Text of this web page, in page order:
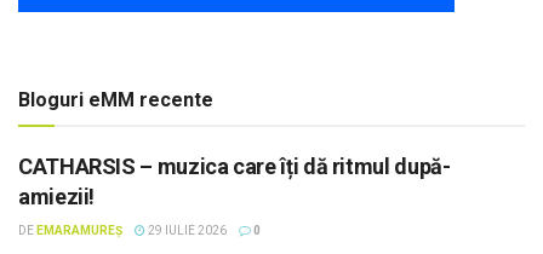
Bloguri eMM recente
CATHARSIS – muzica care îți dă ritmul după-
amiezii!
DE EMARAMUREȘ 29 IULIE 2026 0